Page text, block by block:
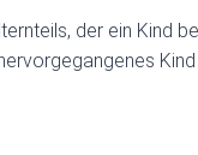
der ein Kind